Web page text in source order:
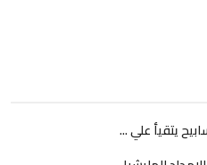
يتقيأ علي ...